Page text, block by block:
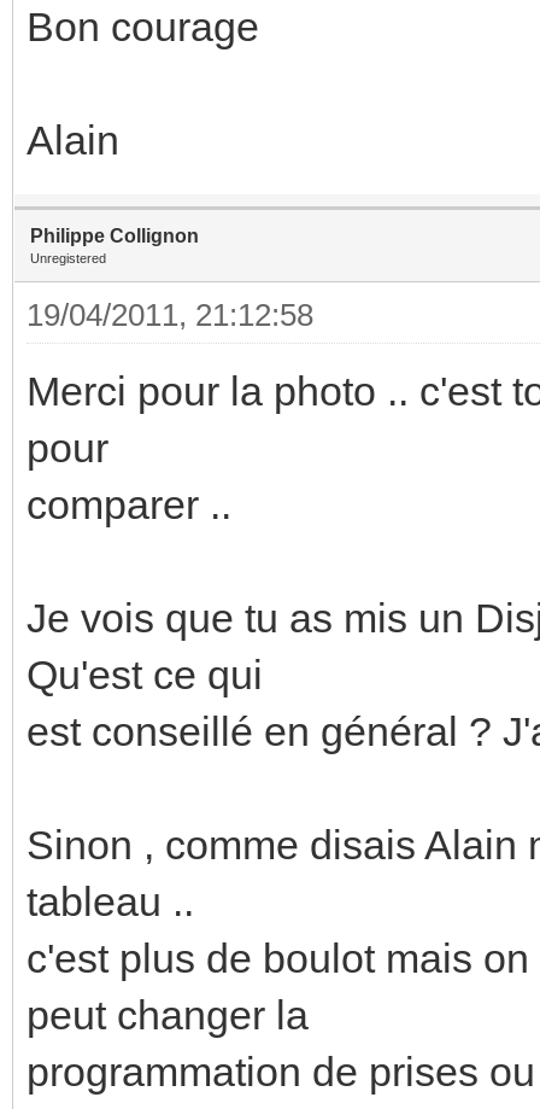
Bon courage
Alain
Philippe Collignon
Unregistered
19/04/2011, 21:12:58
Merci pour la photo .. c'est
pour
comparer ..
Je vois que tu as mis un
Qu'est ce qui
est conseillé en général ?
Sinon , comme disais Alain
tableau ..
c'est plus de boulot mais
peut changer la
programmation de prises